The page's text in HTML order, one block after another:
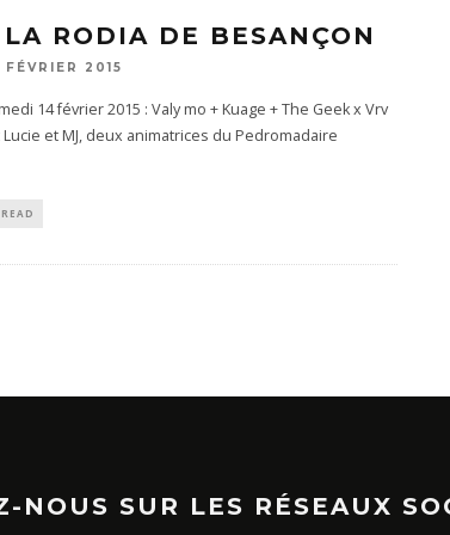
RODIA DE BESANÇON
FÉVRIER 2015
14 février 2015 : Valy mo + Kuage + The Geek x Vrv
et MJ, deux animatrices du Pedromadaire
NOUS SUR LES RÉSEAUX